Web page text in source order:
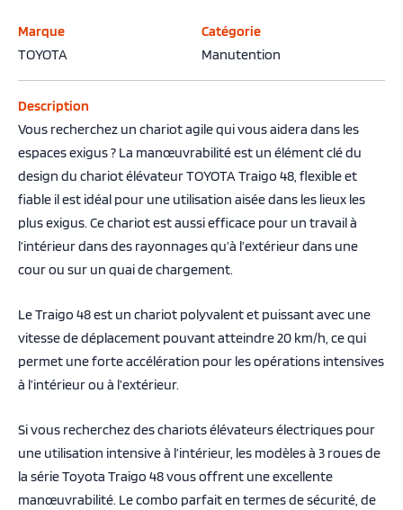
Marque
TOYOTA
Catégorie
Manutention
Description
Vous recherchez un chariot agile qui vous aidera dans les
espaces exigus ? La manœuvrabilité est un élément clé du
design du chariot élévateur TOYOTA Traigo 48, flexible et
fiable il est idéal pour une utilisation aisée dans les lieux les
plus exigus. Ce chariot est aussi efficace pour un travail à
l’intérieur dans des rayonnages qu’à l’extérieur dans une
cour ou sur un quai de chargement.
Le Traigo 48 est un chariot polyvalent et puissant avec une
vitesse de déplacement pouvant atteindre 20 km/h, ce qui
permet une forte accélération pour les opérations intensives
à l’intérieur ou à l’extérieur.
Si vous recherchez des chariots élévateurs électriques pour
une utilisation intensive à l’intérieur, les modèles à 3 roues de
la série Toyota Traigo 48 vous offrent une excellente
manœuvrabilité. Le combo parfait en termes de sécurité, de